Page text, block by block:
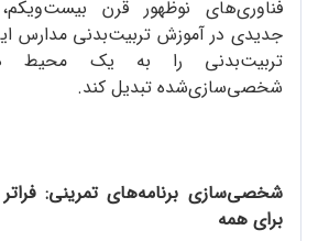
فناوری‌های نوظهور قرن
جدیدی در آموزش تربیت‌بدنی مدارس
تربیت‌بدنی را به یک محیط
شخصی‌سازی‌شده تبدیل کند.
شخصی‌سازی برنامه‌های تمرینی:
برای همه